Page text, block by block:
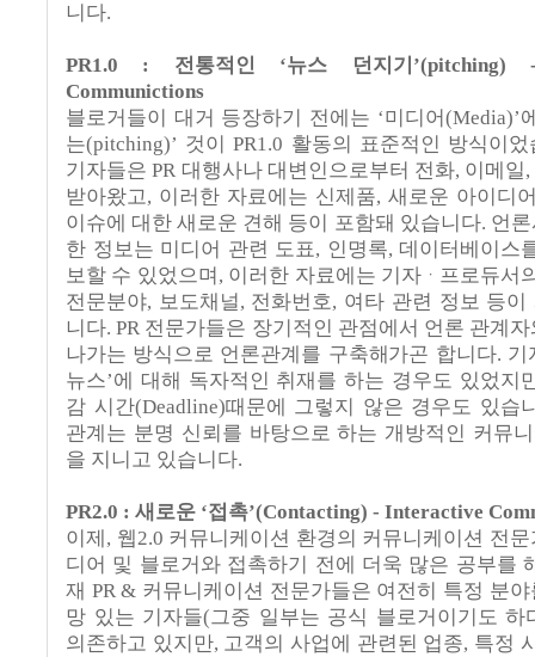
니다.
PR1.0 : 전통적인 ‘뉴스 던지기
Communictions
블로거들이 대거 등장하기 전에는 ‘미디어(Media)’
는(pitching)’ 것이 PR1.0 활동의 표준적인 방식이었
기자들은 PR 대행사나 대변인으로부터 전화, 이메일 ,
받아왔고, 이러한 자료에는 신제품, 새로운 아이디
이슈에
대한 새로운 견해 등이 포함돼 있습니다. 언
한 정보는 미디어 관련 도표, 인명록, 데이터베이스
보할 수 있었으며 , 이러한 자료에는 기자 ᆞ프로듀서
전문분야, 보도채널 , 전화번호, 여타 관련 정보 등이
니다. PR 전문가들은 장기적인 관점에서 언론 관계자
나가는 방식으로 언론관계를 구축해가곤 합니다. 기
뉴스’에 대해 독자적인 취재를 하는 경우도 있었지
감 시간(Deadline)때문에 그렇지 않은 경우도 있습
관계는 분명 신뢰를 바탕으로 하는 개방적인 커뮤
을 지니고 있습니다.
PR2.0 : 새로운 ‘접촉’(Contacting) - Interactive
이제, 웹2.0 커뮤니케이션 환경의 커뮤니케이션 전
디어 및 블로거와 접촉하기 전에
더욱 많은 공부를
재 PR & 커뮤니케이션 전문가들은 여전히 특정 분야
망 있는 기자들(그중 일부는 공식 블로거이기도 하
의존하고 있지만, 고객의 사업에 관련된 업종, 특정